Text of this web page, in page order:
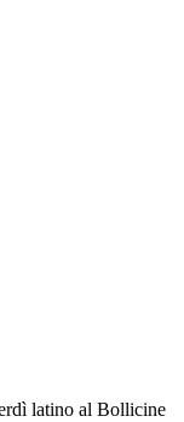
latino al Bollicine